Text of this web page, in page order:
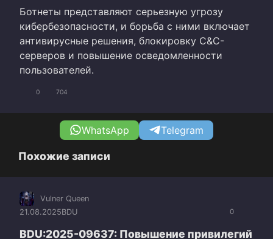
Ботнеты представляют серьезную угрозу
кибербезопасности, и борьба с ними включает
антивирусные решения, блокировку C&C-
серверов и повышение осведомленности
пользователей.
0 704
WhatsApp Telegram
Похожие записи
0
Vulner Queen
21.08.2025BDU
BDU:2025-09637: Повышение привилегий